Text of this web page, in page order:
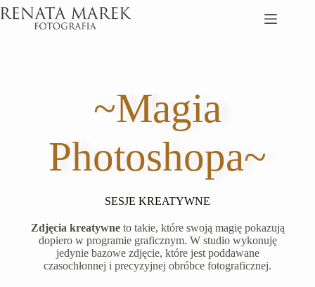
Przejdź
do
~Magia
Photoshopa~
SESJE KREATYWNE
Zdjęcia kreatywne to takie, które swoją magię pokazują
dopiero w programie graficznym. W studio wykonuję
jedynie bazowe zdjęcie, które jest poddawane
czasochłonnej i precyzyjnej obróbce fotograficznej.